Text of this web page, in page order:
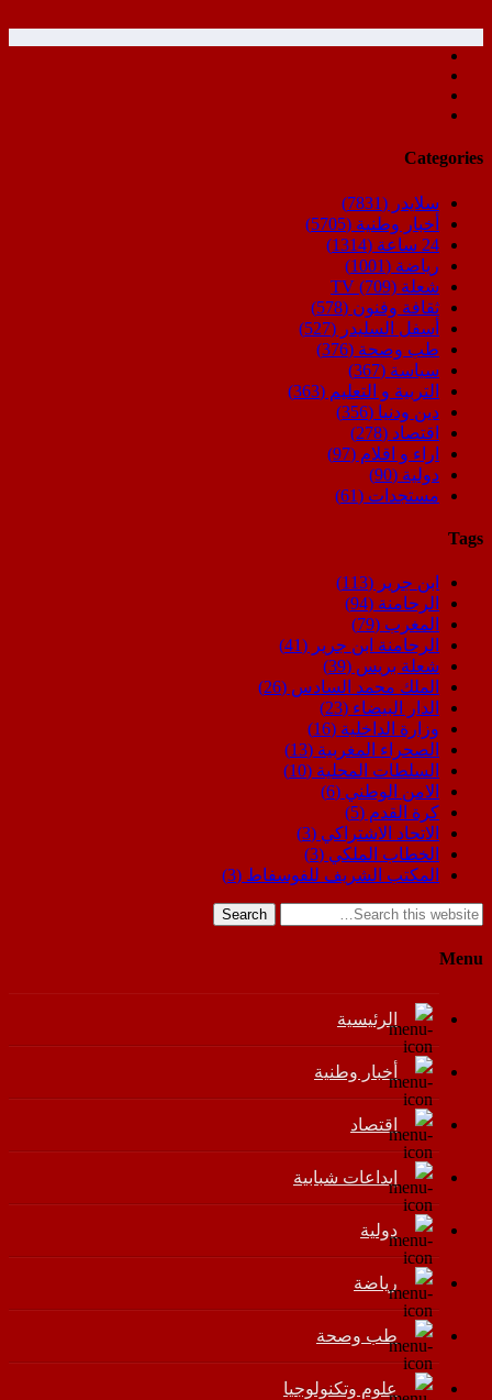
Categories
سلايدر (7831)
أخبار وطنية (5705)
24 ساعة
(1314)
رياضة (1001)
شعلة TV (709)
ثقافة وفنون (578)
أسفل السليدر (527)
طب وصحة (376)
سياسة (367)
التربية و التعليم (363)
دين ودنيا (356)
اقتصاد (278)
اراء و اقلام (97)
دولية (90)
مستجدات (61)
Tags
ابن جرير (113)
الرحامنة (94)
المغرب (79)
الرحامنة ابن جرير (41)
شعلة بريس (39)
الملك محمد السادس (26)
الدار البيضاء (23)
وزارة الداخلية (16)
الصحراء المغربية (13)
السلطات المحلية (10)
الامن الوطني (6)
كرة القدم (5)
الاتحاد الاشتراكي (3)
الخطاب الملكي (3)
المكتب الشريف للفوسفاط (3)
Search
Menu
الرئيسية
أخبار وطنية
اقتصاد
إبداعات شبابية
دولية
رياضة
طب وصحة
علوم وتكنولوجيا